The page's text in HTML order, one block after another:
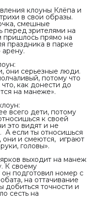
клоуны Клёпа и
в свои образы.
смешные
перед зрителями на
пришлось прямо на
праздника в парке
они серьезные люди.
потому что
как донести до
на манеже».
всего дети, потому
к своей
это видят и не
А если ты относишься
они и смеются, играют
головы».
выходит на манеж
К своему
подготовил номер с
на оттачивание
точности и
сесть на